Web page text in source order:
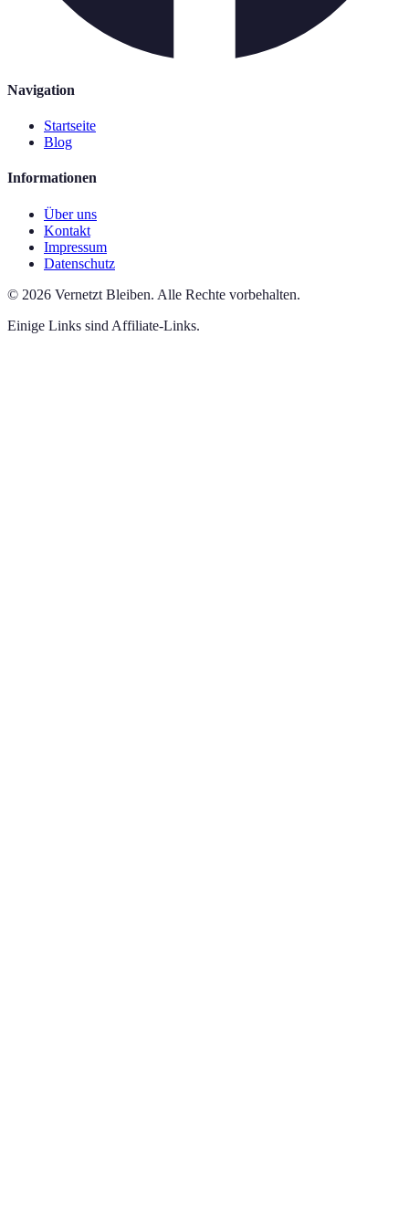
Navigation
Startseite
Blog
Informationen
Über uns
Kontakt
Impressum
Datenschutz
© 2026 Vernetzt Bleiben. Alle Rechte vorbehalten.
Einige Links sind Affiliate-Links.